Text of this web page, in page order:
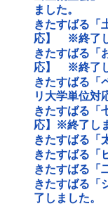
ました。
きたすばる「
応】 ※終了し
きたすばる「
応】 ※終了し
きたすばる「
リ大学単位
きたすばる「
応】※終了し
きたすばる「
きたすばる「
きたすばる「
きたすばる
了しました。